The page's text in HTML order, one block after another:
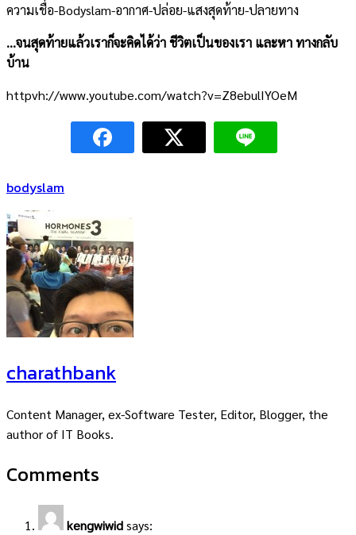
ความเชื่อ-Bodyslam-อากาศ-ปล่อย-แสงสุดท้าย-ปลายทาง
…จนสุดท้ายแล้วเราก็จะคิดได้ว่า ชีวิตเป็นของเรา และหา ทางกลับ
บ้าน
httpvh://www.youtube.com/watch?v=Z8ebulIYOeM
bodyslam
charathbank
Content Manager, ex-Software Tester, Editor, Blogger, the
author of IT Books.
Comments
kengwiwidsays: